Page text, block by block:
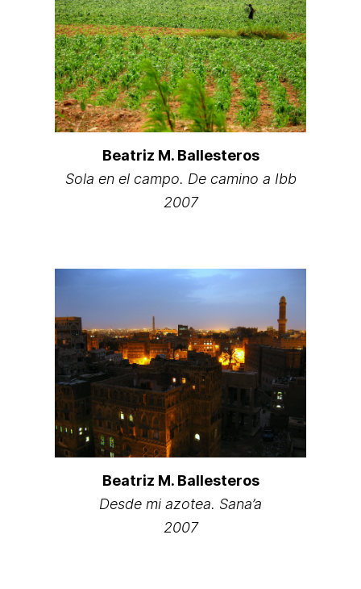
Beatriz M. Ballesteros
Sola en el campo. De camino a Ibb
2007
Beatriz M. Ballesteros
Desde mi azotea. Sana’a
2007